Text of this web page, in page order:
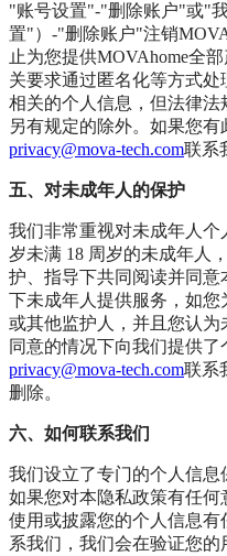
"账号设置"-"删除账户"或"
置"）-"删除账户"注销
止为您提供MOVAhome全
关要求通过匿名化等方式
相关的个人信息，但法律
另有规定的除外。如果您
privacy@mova-tech.com联系
五、对未成年人的保护
我们⾮常重视对未成年⼈个
岁未满 18 周岁的未成年⼈
护、指导下共同阅读并同意
下未成年⼈提供服务，如您
或其他监护⼈，并且您认为
同意的情况下向我们提供
privacy@mova-tech.com联系
删除。
六、如何联系我们
我们设立了专门的个人信息
如果您对本隐私政策有任何
使用或披露您的个人信息
系我们，我们会在验证您